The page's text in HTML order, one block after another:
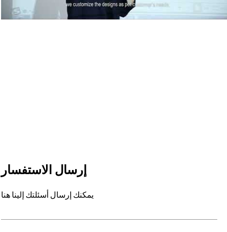
إرسال الاستفسار
يمكنك إرسال أسئلتك إلينا هنا